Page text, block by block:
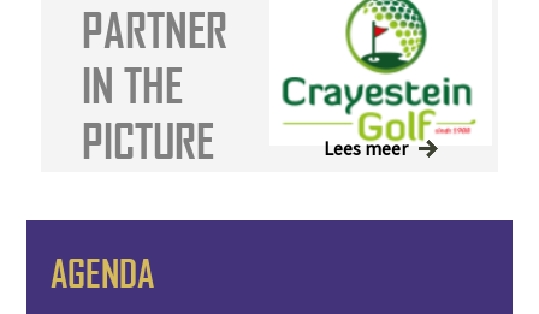
PARTNER
IN THE
PICTURE
Lees meer
AGENDA